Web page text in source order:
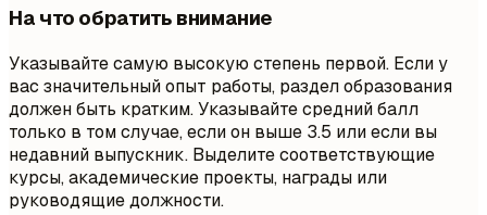
На что обратить внимание
Указывайте самую высокую степень первой. Если у
вас значительный опыт работы, раздел образования
должен быть кратким. Указывайте средний балл
только в том случае, если он выше 3.5 или если вы
недавний выпускник. Выделите соответствующие
курсы, академические проекты, награды или
руководящие должности.